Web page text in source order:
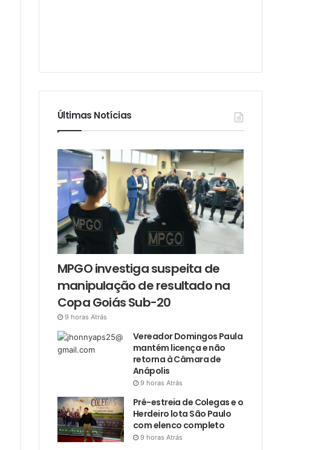
Últimas Notícias
MPGO investiga suspeita de
manipulação de resultado na
Copa Goiás Sub-20
9 horas Atrás
Vereador Domingos Paula
mantém licença e não
retorna à Câmara de
Anápolis
9 horas Atrás
Pré-estreia de Colegas e o
Herdeiro lota São Paulo
com elenco completo
9 horas Atrás